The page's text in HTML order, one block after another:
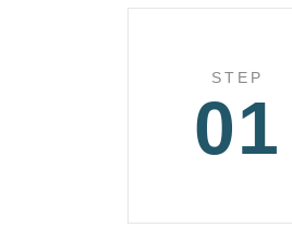
STEP
01